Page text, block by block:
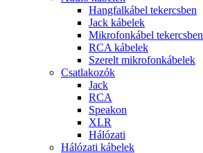
Hangfalkábel tekercsben
Jack kábelek
Mikrofonkábel tekercsben
RCA kábelek
Szerelt mikrofonkábelek
Csatlakozók
Jack
RCA
Speakon
XLR
Hálózati
Hálózati kábelek